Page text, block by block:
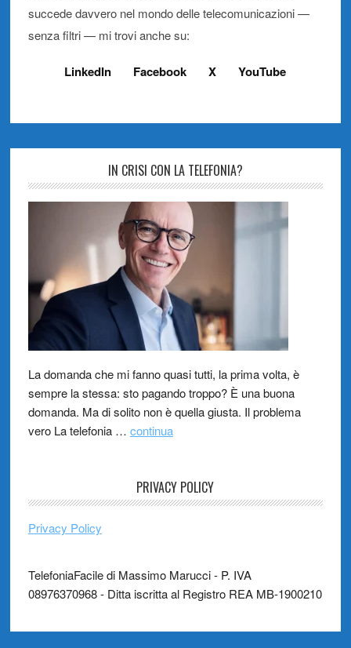
succede davvero nel mondo delle telecomunicazioni —
senza filtri — mi trovi anche su:
LinkedIn Facebook X YouTube
IN CRISI CON LA TELEFONIA?
La domanda che mi fanno quasi tutti, la prima volta, è
sempre la stessa: sto pagando troppo? È una buona
domanda. Ma di solito non è quella giusta. Il problema
vero La telefonia … continua
PRIVACY POLICY
Privacy Policy
TelefoniaFacile di Massimo Marucci - P. IVA
08976370968 - Ditta iscritta al Registro REA MB-1900210